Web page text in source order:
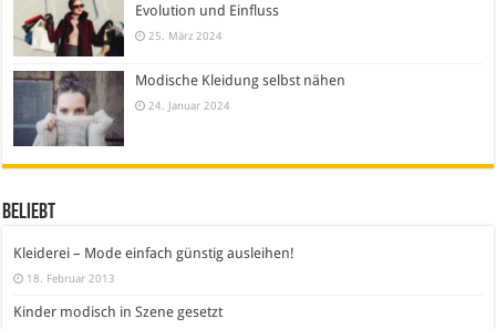
Evolution und Einfluss
25. März 2024
Modische Kleidung selbst nähen
24. Januar 2024
Beliebt
Kleiderei – Mode einfach günstig ausleihen!
18. Februar 2013
Kinder modisch in Szene gesetzt